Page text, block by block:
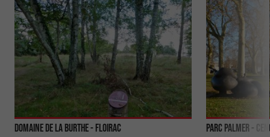
Domaine de la Burthe - Floirac Parc Palmer -